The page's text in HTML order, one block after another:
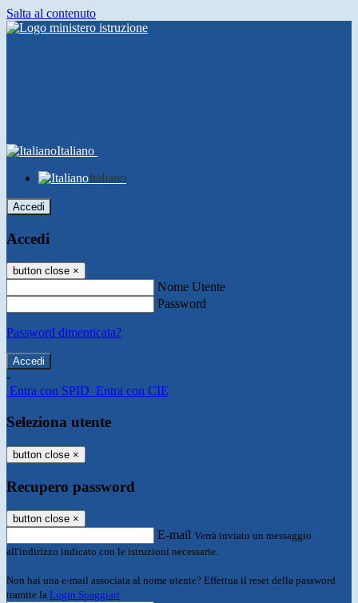
Salta al contenuto
Italiano
Italiano
Accedi
Accedi
button close ×
Nome Utente
Password
Password dimenticata?
-
Entra con SPID Entra con CIE
Seleziona utente
button close ×
Recupero password
button close ×
E-mail Verrà inviato un messaggio
all'indirizzo indicato con le istruzioni necessarie.
Non hai una e-mail associata al nome utente? Effettua il reset della password
tramite la Login Spaggiari